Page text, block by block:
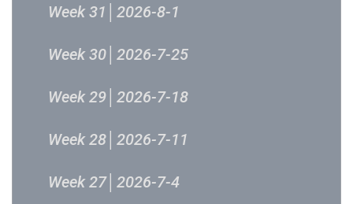
Week 31│2026-8-1
Week 30│2026-7-25
Week 29│2026-7-18
Week 28│2026-7-11
Week 27│2026-7-4